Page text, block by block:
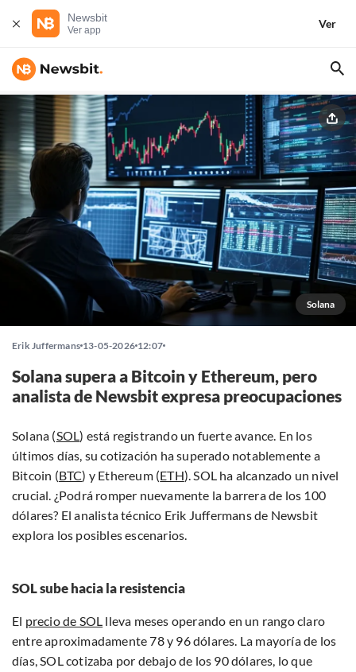
Newsbit
Ver app
Ver
Solana
Erik Juffermans 13-05-2026 12:07
Solana supera a Bitcoin y Ethereum, pero
analista de Newsbit expresa preocupaciones
Solana (SOL) está registrando un fuerte avance. En los
últimos días, su cotización ha superado notablemente a
Bitcoin (BTC) y Ethereum (ETH). SOL ha alcanzado un nivel
crucial. ¿Podrá romper nuevamente la barrera de los 100
dólares? El analista técnico Erik Juffermans de Newsbit
explora los posibles escenarios.
SOL sube hacia la resistencia
El precio de SOL lleva meses operando en un rango claro
entre aproximadamente 78 y 96 dólares. La mayoría de los
días, SOL cotizaba por debajo de los 90 dólares, lo que